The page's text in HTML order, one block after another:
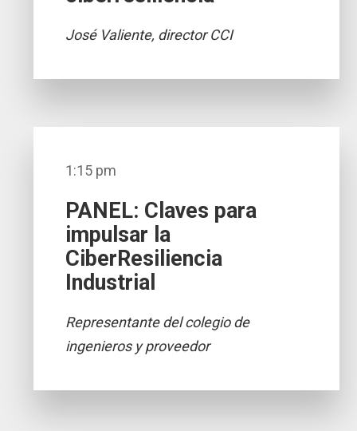
José Valiente, director CCI
1:15 pm
PANEL: Claves para
impulsar la
CiberResiliencia
Industrial
Representante del colegio de
ingenieros y proveedor